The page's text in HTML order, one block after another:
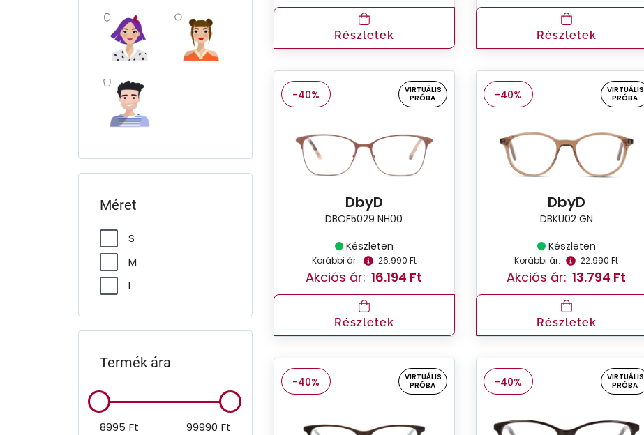
Méret
S
M
L
Termék ára
8995 Ft 99990 Ft
Részletek Részletek
-40%
VIRTUÁLIS
PRÓBA
DbyD
DBOF5029 NH00
Készleten
Korábbi ár: 26.990 Ft
Akciós ár: 16.194 Ft
Részletek
-40%
VIRTUÁLIS
PRÓBA
DbyD
DBKU02 GN
Készleten
Korábbi ár: 22.990 Ft
Akciós ár: 13.794 Ft
Részletek
-40%
VIRTUÁLIS
PRÓBA
-40%
VIRTUÁLIS
PRÓBA